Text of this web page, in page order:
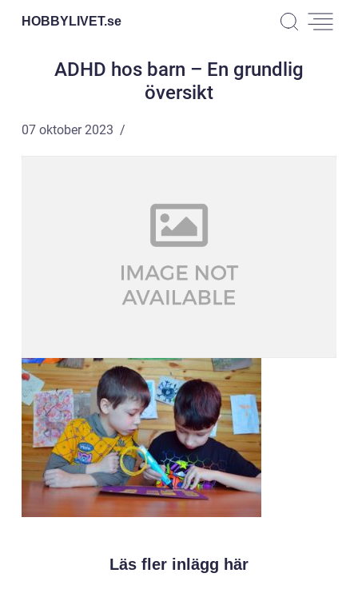
HOBBYLIVET.se
ADHD hos barn – En grundlig
översikt
07 oktober 2023
Läs fler inlägg här